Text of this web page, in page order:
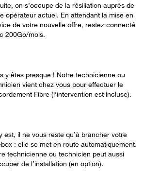
on s’occupe de la résiliation auprès de
opérateur actuel. En attendant la mise en
de votre nouvelle offre, restez connecté
200Go/mois.
y êtes presque ! Notre technicienne ou
vient chez vous pour effectuer le
Fibre (l’intervention est incluse).
est, il ne vous reste qu’à brancher votre
: elle se met en route automatiquement.
technicienne ou technicien peut aussi
de l’installation (en option).